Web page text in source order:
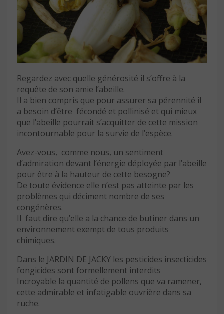
Regardez avec quelle générosité il s’offre à la
requête de son amie l’abeille.
Il a bien compris que pour assurer sa pérennité il
a besoin d’être fécondé et pollinisé et qui mieux
que l’abeille pourrait s’acquitter de cette mission
incontournable pour la survie de l’espèce.
Avez-vous, comme nous, un sentiment
d’admiration devant l’énergie déployée par l’abeille
pour être à la hauteur de cette besogne?
De toute évidence elle n’est pas atteinte par les
problèmes qui déciment nombre de ses
congénères.
Il faut dire qu’elle a la chance de butiner dans un
environnement exempt de tous produits
chimiques.
Dans le JARDIN DE JACKY les pesticides insecticides
fongicides sont formellement interdits
Incroyable la quantité de pollens que va ramener,
cette admirable et infatigable ouvrière dans sa
ruche.